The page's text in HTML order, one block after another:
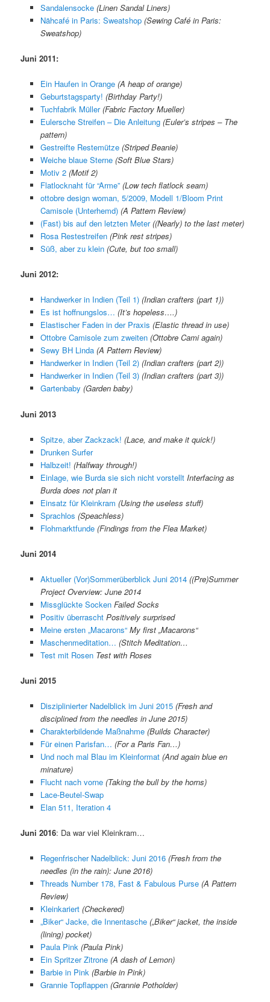
Sandalensocke (Linen Sandal Liners)
Nähcafé in Paris: Sweatshop (Sewing Café in Paris:
Sweatshop)
Juni 2011:
Ein Haufen in Orange (A heap of orange)
Geburtstagsparty! (Birthday Party!)
Tuchfabrik Müller (Fabric Factory Mueller)
Eulersche Streifen – Die Anleitung (Euler’s stripes – The
pattern)
Gestreifte Restemütze (Striped Beanie)
Weiche blaue Sterne (Soft Blue Stars)
Motiv 2 (Motif 2)
Flatlocknaht für “Arme” (Low tech flatlock seam)
ottobre design woman, 5/2009, Modell 1/Bloom Print
Camisole (Unterhemd) (A Pattern Review)
(Fast) bis auf den letzten Meter ((Nearly) to the last meter)
Rosa Restestreifen (Pink rest stripes)
Süß, aber zu klein (Cute, but too small)
Juni 2012:
Handwerker in Indien (Teil 1) (Indian crafters (part 1))
Es ist hoffnungslos… (It’s hopeless….)
Elastischer Faden in der Praxis (Elastic thread in use)
Ottobre Camisole zum zweiten (Ottobre Cami again)
Sewy BH Linda (A Pattern Review)
Handwerker in Indien (Teil 2) (Indian crafters (part 2))
Handwerker in Indien (Teil 3) (Indian crafters (part 3))
Gartenbaby (Garden baby)
Juni 2013
Spitze, aber Zackzack! (Lace, and make it quick!)
Drunken Surfer
Halbzeit! (Halfway through!)
Einlage, wie Burda sie sich nicht vorstellt Interfacing as
Burda does not plan it
Einsatz für Kleinkram (Using the useless stuff)
Sprachlos (Speachless)
Flohmarktfunde (Findings from the Flea Market)
Juni 2014
Aktueller (Vor)Sommerüberblick Juni 2014 ((Pre)Summer
Project Overview: June 2014
Missglückte Socken Failed Socks
Positiv überrascht Positively surprised
Meine ersten „Macarons“ My first „Macarons“
Maschenmeditation… (Stitch Meditation…
Test mit Rosen Test with Roses
Juni 2015
Disziplinierter Nadelblick im Juni 2015 (Fresh and
disciplined from the needles in June 2015)
Charakterbildende Maßnahme (Builds Character)
Für einen Parisfan… (For a Paris Fan…)
Und noch mal Blau im Kleinformat (And again blue en
minature)
Flucht nach vorne (Taking the bull by the horns)
Lace-Beutel-Swap
Elan 511, Iteration 4
Juni 2016: Da war viel Kleinkram…
Regenfrischer Nadelblick: Juni 2016 (Fresh from the
needles (in the rain): June 2016)
Threads Number 178, Fast & Fabulous Purse (A Pattern
Review)
Kleinkariert (Checkered)
„Biker“ Jacke, die Innentasche („Biker“ jacket, the inside
(lining) pocket)
Paula Pink (Paula Pink)
Ein Spritzer Zitrone (A dash of Lemon)
Barbie in Pink (Barbie in Pink)
Grannie Topflappen (Grannie Potholder)